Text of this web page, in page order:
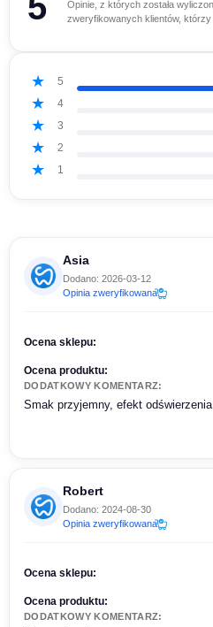
Opinie, z których została
zweryfikowanych klientów, którzy
5
4
3
2
1
Asia
Dodano: 2026-03-12
Opinia zweryfikowana
Ocena sklepu:
Ocena produktu:
DODATKOWY KOMENTARZ:
Smak przyjemny, efekt
Robert
Dodano: 2024-08-30
Opinia zweryfikowana
Ocena sklepu:
Ocena produktu:
DODATKOWY KOMENTARZ: